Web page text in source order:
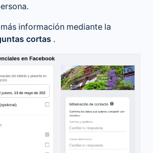
información mediante la
cortas .